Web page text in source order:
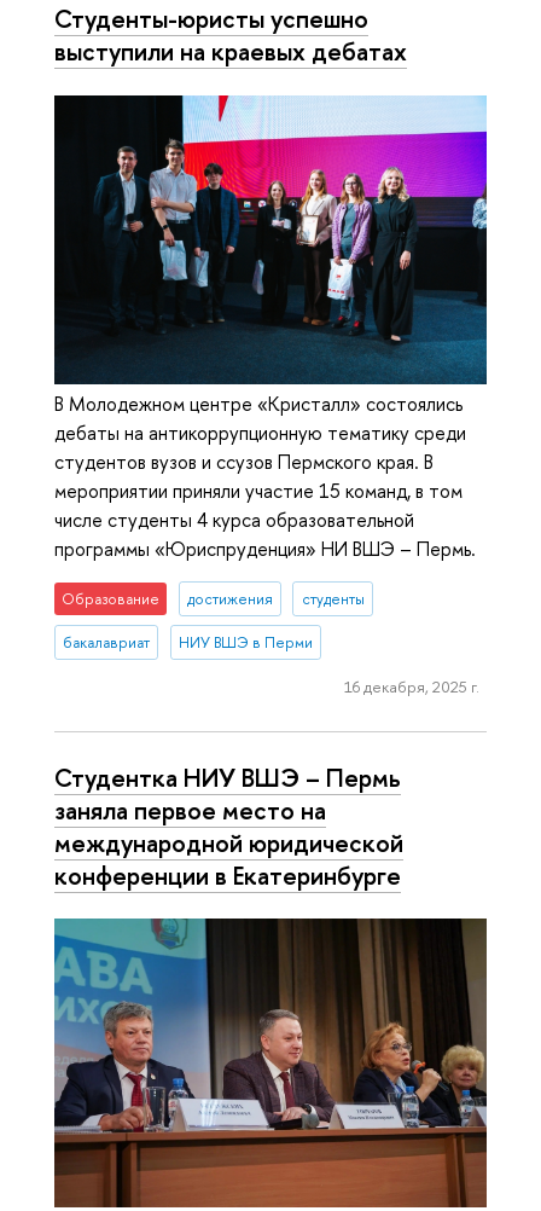
Студенты-юристы успешно
выступили на краевых дебатах
В Молодежном центре «Кристалл» состоялись
дебаты на антикоррупционную тематику среди
студентов вузов и ссузов Пермского края. В
мероприятии приняли участие 15 команд, в том
числе студенты 4 курса образовательной
программы «Юриспруденция» НИ ВШЭ – Пермь.
Образование достижения студенты
бакалавриат НИУ ВШЭ в Перми
16 декабря, 2025 г.
Студентка НИУ ВШЭ – Пермь
заняла первое место на
международной юридической
конференции в Екатеринбурге